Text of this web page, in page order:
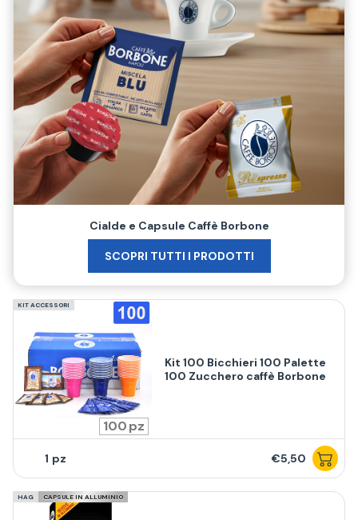
Cialde e Capsule Caffè Borbone
SCOPRI TUTTI I PRODOTTI
KIT ACCESSORI
100
Kit 100 Bicchieri 100 Palette
100 Zucchero caffè Borbone
1 €5,50
HAG CAPSULE IN ALLUMINIO